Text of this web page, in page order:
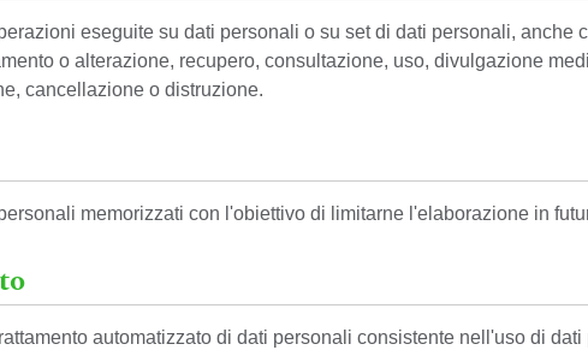
eseguite su dati personali o su set di dati personali, anche
o alterazione, recupero, consultazione, uso, divulgazione
cancellazione o distruzione.
memorizzati con l'obiettivo di limitarne l'elaborazione in
automatizzato di dati personali consistente nell'uso di